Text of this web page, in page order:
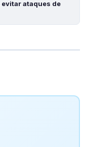
evitar ataques de